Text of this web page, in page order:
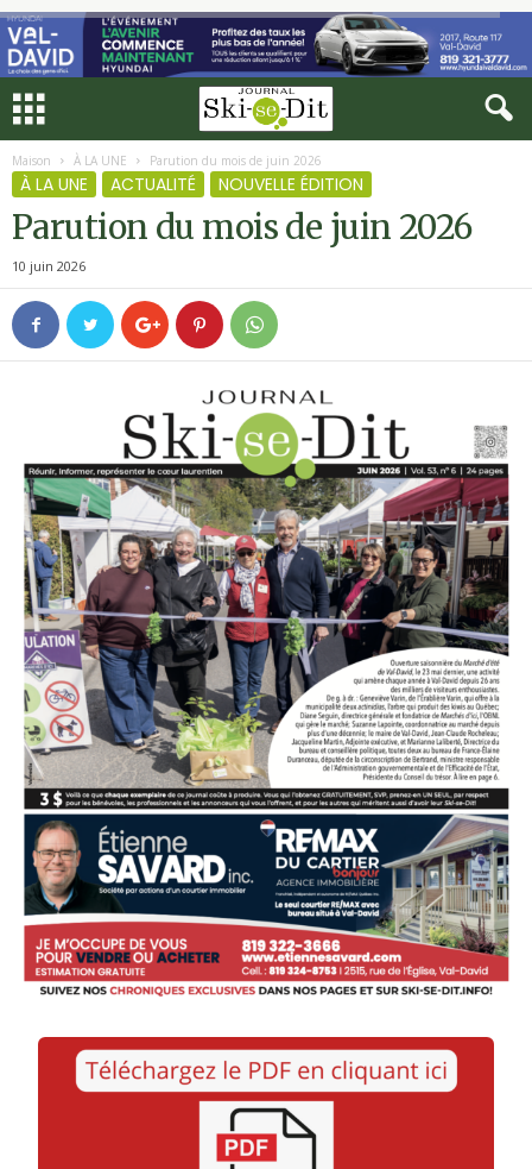
Maison À LA UNE Parution du mois de juin 2026
À LA UNE ACTUALITÉ NOUVELLE ÉDITION
Parution du mois de juin 2026
10 juin 2026